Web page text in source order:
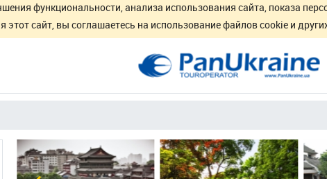
функциональности, анализа использования сайта, показа
сайт, вы соглашаетесь на использование файлов cookie и